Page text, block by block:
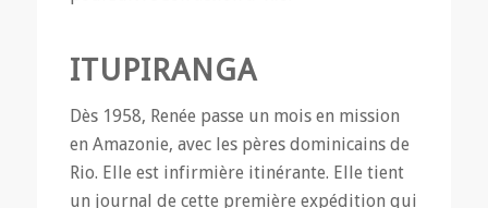
ITUPIRANGA
Dès 1958, Renée passe un mois en mission
en Amazonie, avec les pères dominicains de
Rio. Elle est infirmière itinérante. Elle tient
un journal de cette première expédition qui